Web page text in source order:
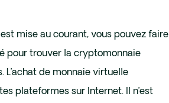
mise au courant, vous pouvez faire
pour trouver la cryptomonnaie
L’achat de monnaie virtuelle
plateformes sur Internet. Il n’est